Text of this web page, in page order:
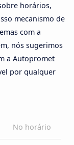
horários,
mecanismo de
com a
nós sugerimos
a Autopromet
por qualquer
No horário